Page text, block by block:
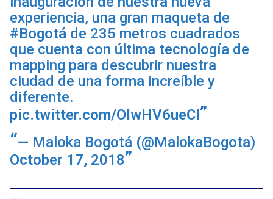
experiencia, una gran maqueta de
#Bogotáde 235 metros cuadrados
que cuenta con última tecnología de
mapping para descubrir nuestra
ciudad de una forma increíble y
diferente.
pic.twitter.com/OlwHV6ueCl
— Maloka Bogotá (@MalokaBogota)
October 17, 2018